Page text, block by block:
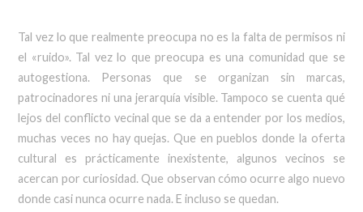
Tal vez lo que realmente preocupa no es la falta de permisos ni
el «ruido». Tal vez lo que preocupa es una comunidad que se
autogestiona. Personas que se organizan sin marcas,
patrocinadores ni una jerarquía visible. Tampoco se cuenta qué
lejos del conflicto vecinal que se da a entender por los medios,
muchas veces no hay quejas. Que en pueblos donde la oferta
cultural es prácticamente inexistente, algunos vecinos se
acercan por curiosidad. Que observan cómo ocurre algo nuevo
donde casi nunca ocurre nada. E incluso se quedan.